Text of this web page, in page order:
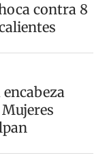
contra 8